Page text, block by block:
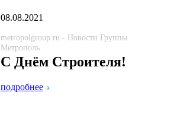
08.08.2021
metropolgroup.ru - Новости Группы
Метрополь
С Днём Строителя!
подробнее